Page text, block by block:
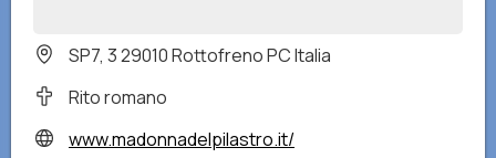
SP7, 3 29010 Rottofreno PC Italia
Rito romano
www.madonnadelpilastro.it/